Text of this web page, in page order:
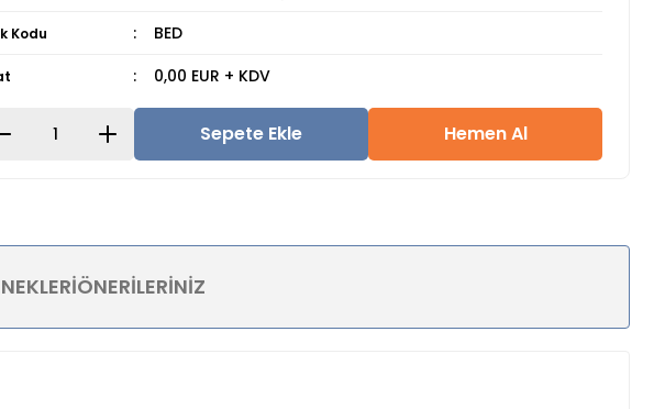
Kodu BED
0,00 EUR + KDV
Sepete Ekle Hemen Al
ÖNERILERINIZ